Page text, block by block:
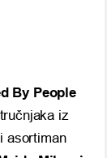
By People
iz
asortiman